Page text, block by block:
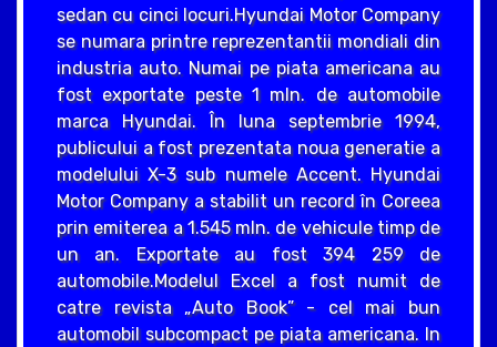
sedan cu cinci locuri.Hyundai Motor Company
se numara printre reprezentantii mondiali din
industria auto. Numai pe piata americana au
fost exportate peste 1 mln. de automobile
marca Hyundai. În luna septembrie 1994,
publicului a fost prezentata noua generatie a
modelului X-3 sub numele Accent. Hyundai
Motor Company a stabilit un record în Coreea
prin emiterea a 1.545 mln. de vehicule timp de
un an. Exportate au fost 394 259 de
automobile.Modelul Excel a fost numit de
catre revista „Auto Book” - cel mai bun
automobil subcompact pe piata americana. In